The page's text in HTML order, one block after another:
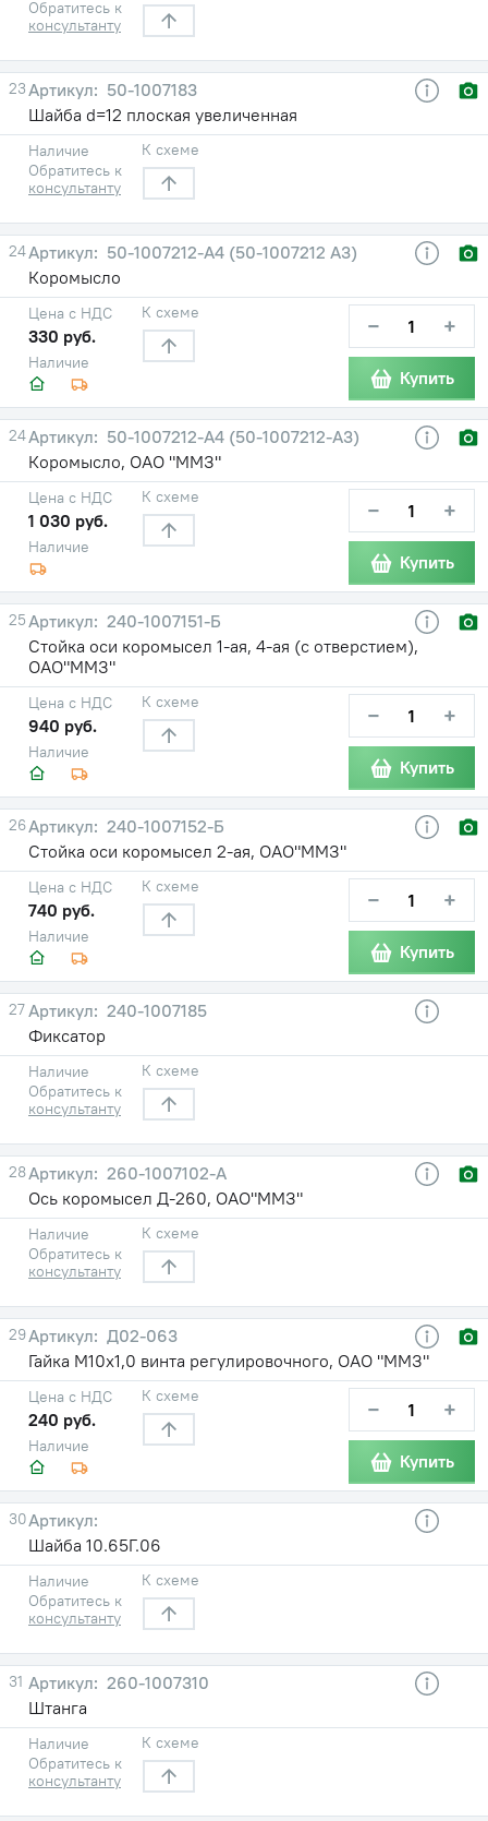
Обратитесь к
консультанту
23
50-1007183
Шайба d=12 плоская увеличенная
Наличие
Обратитесь к
консультанту
К схеме
24
50-1007212-А4 (50-1007212 А3)
Коромысло
Наличие
Цена с НДС
330 руб.
К схеме − +
Купить
24
50-1007212-А4 (50-1007212-А3)
Коромысло, ОАО "ММЗ"
Наличие
Цена с НДС
1 030 руб.
К схеме − +
Купить
25
240-1007151-Б
Стойка оси коромысел 1-ая, 4-ая (с отверстием),
ОАО"ММЗ"
Наличие
Цена с НДС
940 руб.
К схеме − +
Купить
26
240-1007152-Б
Стойка оси коромысел 2-ая, ОАО"ММЗ"
Наличие
Цена с НДС
740 руб.
К схеме − +
Купить
27
240-1007185
Фиксатор
Наличие
Обратитесь к
консультанту
К схеме
28
260-1007102-А
Ось коромысел Д-260, ОАО"ММЗ"
Наличие
Обратитесь к
консультанту
К схеме
29
Д02-063
Гайка М10х1,0 винта регулировочного, ОАО "ММЗ"
Наличие
Цена с НДС
240 руб.
К схеме − +
Купить
30
Шайба 10.65Г.06
Наличие
Обратитесь к
консультанту
К схеме
31
260-1007310
Штанга
Наличие
Обратитесь к
консультанту
К схеме